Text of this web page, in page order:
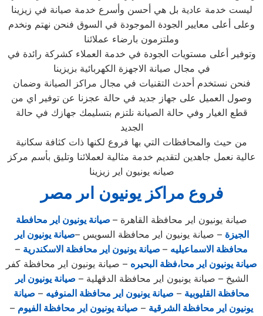
ليست خدمة عادية بل هي أحسن وأسرع خدمة صيانة في زيزينا
وعلى أعلى معايير الجودة الموجودة في السوق فنحن نهتم ونخدم
وملتزمون بارضاء عملائنا
وتوفير أعلى مستويات الجودة في خدمة العملاء كشركة رائدة في
في مجال صيانة الاجهزة الكهربائية بزيزينا
فنحن نستخدم أحدث التقنيات في مجال مراكز الصيانة وضمان
وصول العميل على جهاز جديد في حالة عجزنا عن توفير اي من
قطع الغيار وفي حالة الصيانة نلتزم بتسليمك جهازك في حالة
الجديد
من حيث والمحافظات التي بها فروع لكنها ذات كثافة سكانية
عالية نعمل جاهدين لتقديم خدمة مثالية لعملائنا وتليق بأسم مركز
صيانه يونيون اير زيزينا
فروع مراكز يونيون اىر مصر
صيانة يونيون اير محافظة القاهرة – صيانة يونيون اير محافطة
الجيزة – صيانة يونيون اير محافظة السويس –صيانة يونيون اير
محافظة الاسماعيليه – صيانة يونيون اير محافظة الاسكندرية –
صيانة يونيون اير محا،فظة البحيره – صيانة يونيون اير محافظة كفر
الشيخ – صيانة يونيون اير محافظة الدقهلية – صيانة يونيون اير
محافظة القليوبية – صيانة يونيون اير محافظة المنوفيه – صيانة
يونيون اير محافظة الشرقية – صيانة يونيون اير محافظة الفيوم –